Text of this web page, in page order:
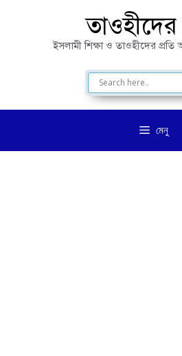
ইসলামী শিক্ষা ও তাওহীদের প্রতি
মেনু